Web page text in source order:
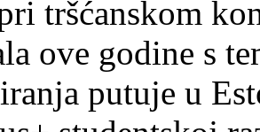
tršćanskom
ove godine s
putuje u